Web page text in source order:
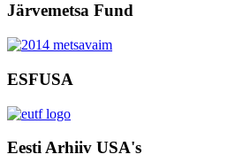
Järvemetsa Fund
ESFUSA
Eesti Arhiiv USA's